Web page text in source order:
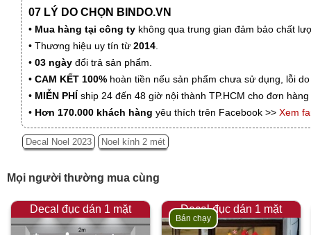
07 LÝ DO CHỌN BINDO.VN
• Mua hàng tại công ty không qua trung gian đảm bảo chất
• Thương hiệu uy tín từ 2014.
• 03 ngày đổi trả sản phẩm.
• CAM KẾT 100% hoàn tiền nếu sản phẩm chưa sử dụng, lỗi
• MIỄN PHÍ ship 24 đến 48 giờ nội thành TP.HCM cho đơn
• Hơn 170.000 khách hàng yêu thích trên Facebook >> Xem
Decal Noel 2023 Noel kính 2 mét
Mọi người thường mua cùng
Decal đục dán 1 mặt Decal đục dán 1 mặt
Bán chạy